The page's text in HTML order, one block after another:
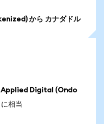
から カナダドル
Applied Digital (Ondo
相当